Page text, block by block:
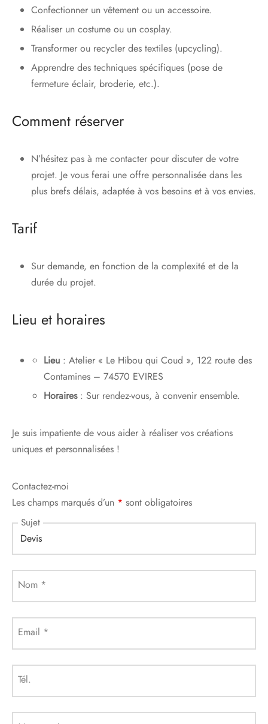
Confectionner un vêtement ou un accessoire.
Réaliser un costume ou un cosplay.
Transformer ou recycler des textiles (upcycling).
Apprendre des techniques spécifiques (pose de
fermeture éclair, broderie, etc.).
Comment réserver
N’hésitez pas à me contacter pour discuter de votre
projet. Je vous ferai une offre personnalisée dans les
plus brefs délais, adaptée à vos besoins et à vos envies.
Tarif
Sur demande, en fonction de la complexité et de la
durée du projet.
Lieu et horaires
Lieu: Atelier « Le Hibou qui Coud », 122 route des
Contamines – 74570 EVIRES
Horaires: Sur rendez-vous, à convenir ensemble.
Je suis impatiente de vous aider à réaliser vos créations
uniques et personnalisées !
Contactez-moi
Les champs marqués d’un * sont obligatoires
Sujet
Nom *
Email *
Tél.